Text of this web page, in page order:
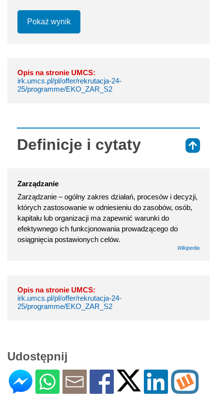
Pokaż wynik
Opis na stronie UMCS:
irk.umcs.pl/pl/offer/rekrutacja-24-
25/programme/EKO_ZAR_S2
Definicje i cytaty
Zarządzanie
Zarządzanie – ogólny zakres działań, procesów i decyzji,
których zastosowanie w odniesieniu do zasobów, osób,
kapitału lub organizacji ma zapewnić warunki do
efektywnego ich funkcjonowania prowadzącego do
osiągnięcia postawionych celów.
Wikipedia
Opis na stronie UMCS:
irk.umcs.pl/pl/offer/rekrutacja-24-
25/programme/EKO_ZAR_S2
Udostępnij